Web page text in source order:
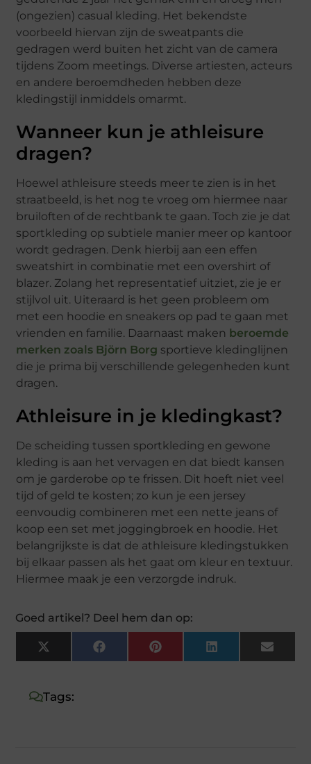
(ongezien) casual kleding. Het bekendste
voorbeeld hiervan zijn de sweatpants die
gedragen werd buiten het zicht van de camera
tijdens Zoom meetings. Diverse artiesten, acteurs
en andere beroemdheden hebben deze
kledingstijl inmiddels omarmt.
Wanneer kun je athleisure
dragen?
Hoewel athleisure steeds meer te zien is in het
straatbeeld, is het nog te vroeg om hiermee naar
bruiloften of de rechtbank te gaan. Toch zie je dat
sportkleding op subtiele manier meer op kantoor
wordt gedragen. Denk hierbij aan een effen
sweatshirt in combinatie met een overshirt of
blazer. Zolang het representatief uitziet, zie je er
stijlvol uit. Uiteraard is het geen probleem om
met een hoodie en sneakers op pad te gaan met
vrienden en familie. Daarnaast maken beroemde
merken zoals Björn Borg sportieve kledinglijnen
die je prima bij verschillende gelegenheden kunt
dragen.
Athleisure in je kledingkast?
De scheiding tussen sportkleding en gewone
kleding is aan het vervagen en dat biedt kansen
om je garderobe op te frissen. Dit hoeft niet veel
tijd of geld te kosten; zo kun je een jersey
eenvoudig combineren met een nette jeans of
koop een set met joggingbroek en hoodie. Het
belangrijkste is dat de athleisure kledingstukken
bij elkaar passen als het gaat om kleur en textuur.
Hiermee maak je een verzorgde indruk.
Goed artikel? Deel hem dan op:
X
(Twitter)
FacebookPinterestLinkedInEmail
Tags: